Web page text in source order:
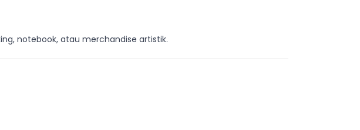
notebook, atau merchandise artistik.